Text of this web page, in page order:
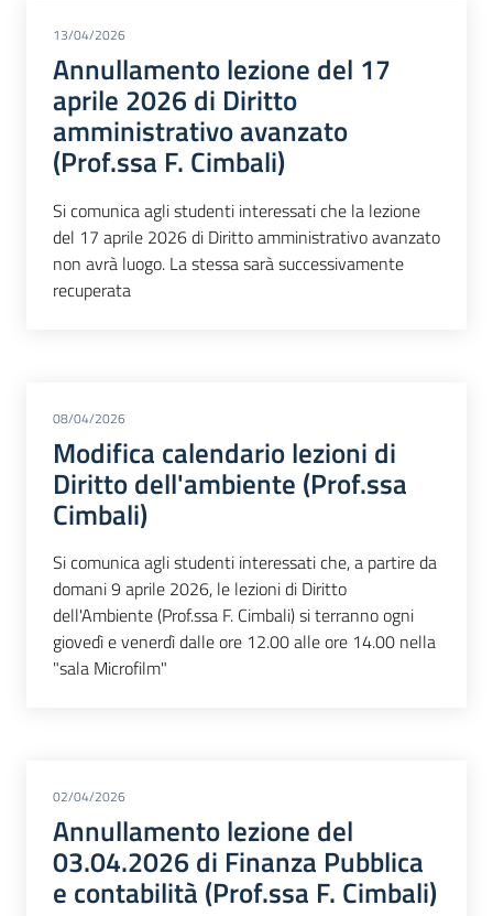
13/04/2026
Annullamento lezione del 17
aprile 2026 di Diritto
amministrativo avanzato
(Prof.ssa F. Cimbali)
Si comunica agli studenti interessati che la lezione
del 17 aprile 2026 di Diritto amministrativo avanzato
non avrà luogo. La stessa sarà successivamente
recuperata
08/04/2026
Modifica calendario lezioni di
Diritto dell'ambiente (Prof.ssa
Cimbali)
Si comunica agli studenti interessati che, a partire da
domani 9 aprile 2026, le lezioni di Diritto
dell'Ambiente (Prof.ssa F. Cimbali) si terranno ogni
giovedì e venerdì dalle ore 12.00 alle ore 14.00 nella
"sala Microfilm"
02/04/2026
Annullamento lezione del
03.04.2026 di Finanza Pubblica
e contabilità (Prof.ssa F. Cimbali)